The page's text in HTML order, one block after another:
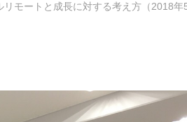
リモートと成長に対する考え方（2018年5